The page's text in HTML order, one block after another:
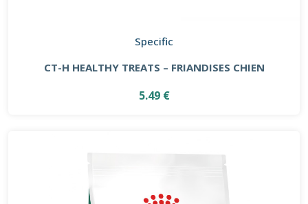
Specific
CT-H HEALTHY TREATS – FRIANDISES CHIEN
5.49 €